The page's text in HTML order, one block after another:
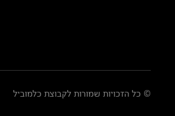
© כל הזכויות שמורות לקבוצת כלמוביל